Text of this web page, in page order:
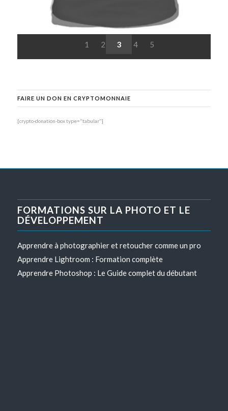
1 2 3 4 5
FAIRE UN DON EN CRYPTOMONNAIE
[crypto-donation-box type="tabular"]
FORMATIONS SUR LA PHOTO ET LE
DÉVELOPPEMENT
Apprendre à photographier et retoucher comme un pro
Apprendre Lightroom : Formation complète
Apprendre Photoshop : Le Guide complet du débutant